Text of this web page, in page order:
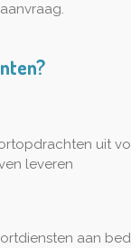
uit
leveren
aan